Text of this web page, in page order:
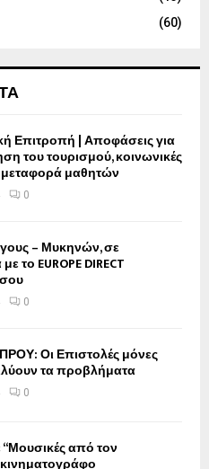
(60)
Επιτροπή | Αποφάσεις για
του τουρισμού, κοινωνικές
μεταφορά μαθητών
0
– Μυκηνών, σε
το EUROPE DIRECT
0
Οι Επιστολές μόνες
τα προβλήματα
0
“Μουσικές από τον